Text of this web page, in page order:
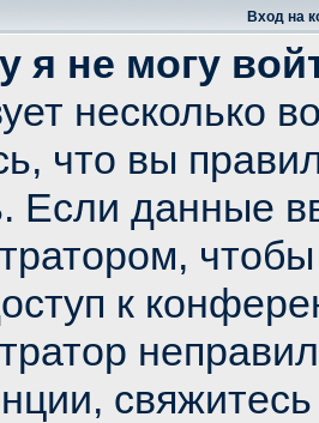
Вход на
я не могу
несколько
что вы
Если данные
к